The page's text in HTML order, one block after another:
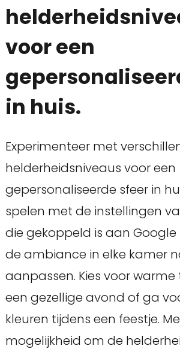
voor een
in huis.
Experimenteer met
helderheidsniveaus voor een
gepersonaliseerde sfeer in
spelen met de instellingen
die gekoppeld is aan Google
de ambiance in elke kamer
aanpassen. Kies voor
een gezellige avond of ga
kleuren tijdens een feestje.
mogelijkheid om de